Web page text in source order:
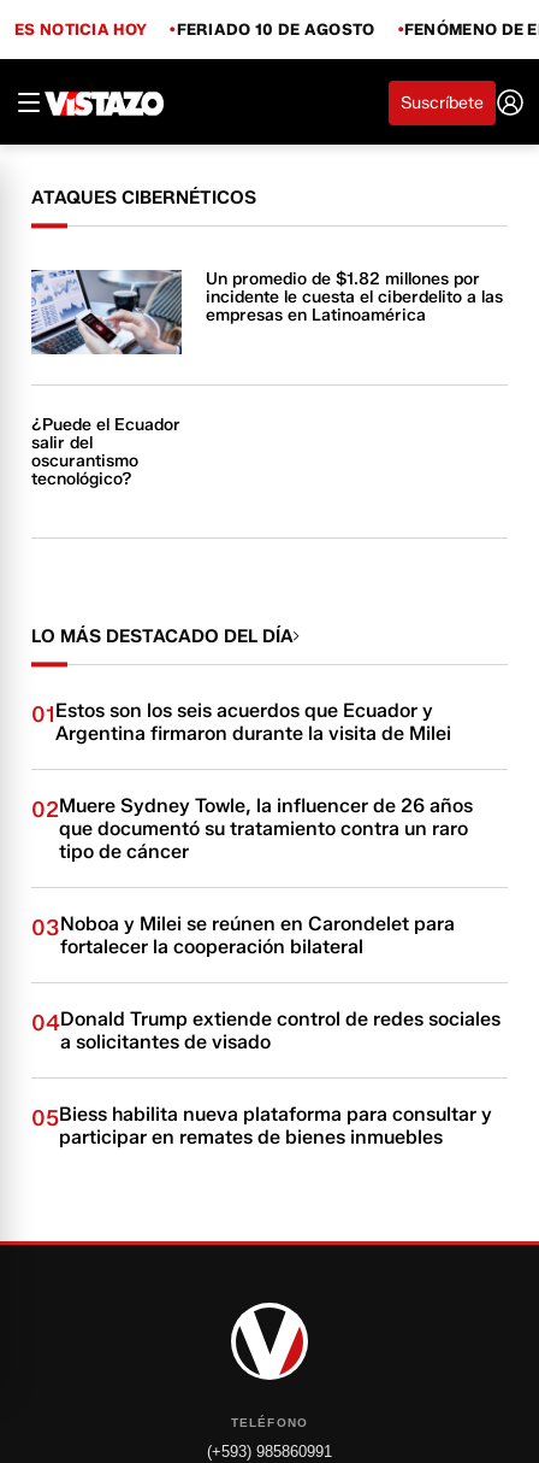
ES NOTICIA HOY FERIADO 10 DE AGOSTO FENÓMENO DE
Suscríbete
ATAQUES CIBERNÉTICOS
Un promedio de $1.82 millones por
incidente le cuesta el ciberdelito a las
empresas en Latinoamérica
¿Puede el Ecuador
salir del
oscurantismo
tecnológico?
LO MÁS DESTACADO DEL DÍA
01Estos son los seis acuerdos que Ecuador y
Argentina firmaron durante la visita de Milei
02Muere Sydney Towle, la influencer de 26 años
que documentó su tratamiento contra un raro
tipo de cáncer
03Noboa y Milei se reúnen en Carondelet para
fortalecer la cooperación bilateral
04Donald Trump extiende control de redes sociales
a solicitantes de visado
05Biess habilita nueva plataforma para consultar y
participar en remates de bienes inmuebles
TELÉFONO
(+593) 985860991